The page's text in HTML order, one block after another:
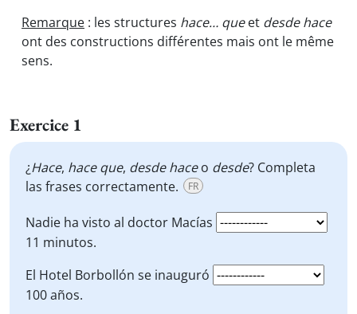
Remarque : les structures hace… queet desde hace
ont des constructions différentes mais ont le même
sens.
Exercice 1
¿Hace, hace que, desde haceo desde? Completa
las frases correctamente.
FR
Nadie ha visto al doctor Macías
11 minutos.
El Hotel Borbollón se inauguró
100 años.